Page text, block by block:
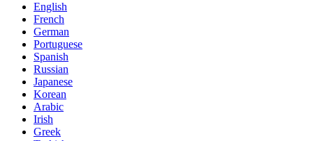
English
French
German
Portuguese
Spanish
Russian
Japanese
Korean
Arabic
Irish
Greek